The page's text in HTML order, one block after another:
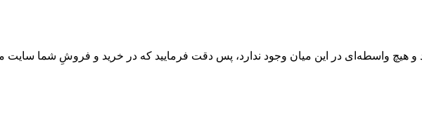
و هیچ واسطه‌ای در این میان وجود ندارد، پس دقت فرمایید که در خرید و فروشِ شما سایت